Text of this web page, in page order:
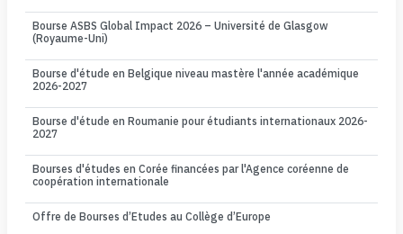
Bourse ASBS Global Impact 2026 – Université de Glasgow
(Royaume-Uni)
Bourse d'étude en Belgique niveau mastère l'année académique
2026-2027
Bourse d'étude en Roumanie pour étudiants internationaux 2026-
2027
Bourses d'études en Corée financées par l'Agence coréenne de
coopération internationale
Offre de Bourses d’Etudes au Collège d’Europe